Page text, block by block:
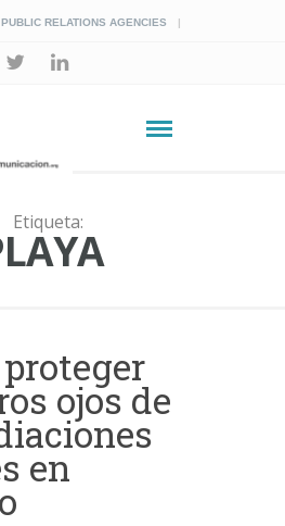
PUBLIC RELATIONS AGENCIES
Etiqueta:
ojos de
en